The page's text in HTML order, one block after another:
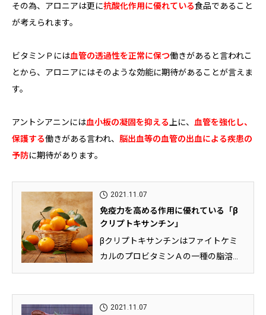
その為、アロニアは更に抗酸化作用に優れている食品であること
が考えられます。
ビタミンＰには血管の透過性を正常に保つ働きがあると言われこ
とから、アロニアにはそのような効能に期待があることが言えま
す。
アントシアニンには血小板の凝固を抑える 上に、 血管を強化し、
保護する働きがある言われ、 脳出血等の血管の出血による疾患の
予防に期待があります。
2021.11.07
免疫力を高める作用に優れている「β
クリプトキサンチン」
βクリプトキサンチンはファイトケミ
カルのプロビタミンＡの一種の脂溶性
の成分であり、みかんをはじめとす...
2021.11.07